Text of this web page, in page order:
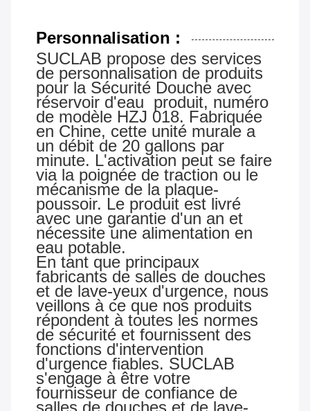
Personnalisation :
SUCLAB propose des services
de personnalisation de produits
pour la Sécurité Douche avec
réservoir d'eau produit, numéro
de modèle HZJ 018. Fabriquée
en Chine, cette unité murale a
un débit de 20 gallons par
minute. L'activation peut se faire
via la poignée de traction ou le
mécanisme de la plaque-
poussoir. Le produit est livré
avec une garantie d'un an et
nécessite une alimentation en
eau potable.
En tant que principaux
fabricants de salles de douches
et de lave-yeux d'urgence, nous
veillons à ce que nos produits
répondent à toutes les normes
de sécurité et fournissent des
fonctions d'intervention
d'urgence fiables. SUCLAB
s'engage à être votre
fournisseur de confiance de